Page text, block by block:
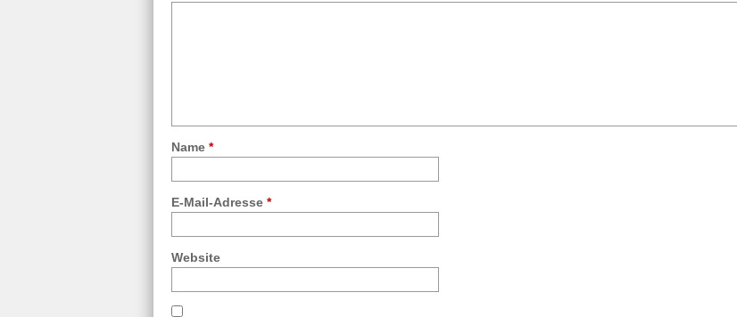
Name *
E-Mail-Adresse *
Website